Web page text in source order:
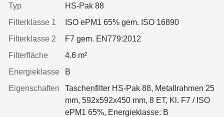
Typ
HS-Pak 88
Filterklasse 1
ISO ePM1 65% gem. ISO 16890
Filterklasse 2
F7 gem. EN779:2012
Filterfläche
4.6 m²
Energieklasse
B
Eigenschaften
Taschenfilter HS-Pak 88, Metallrahmen 25
mm, 592x592x450 mm, 8 ET, Kl. F7 / ISO
ePM1 65%, Energieklasse: B